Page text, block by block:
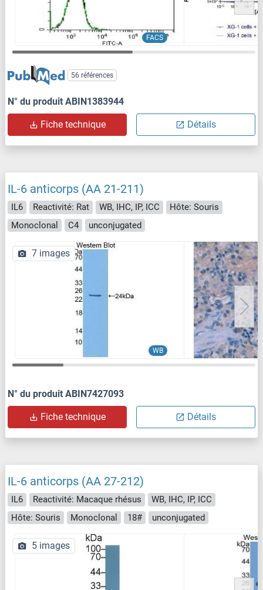
FACS
56 références
N° du produit ABIN1383944
Fiche technique Détails
IL-6 anticorps (AA 21-211)
IL6 Reactivité: Rat WB, IHC, IP, ICC
Hôte: Souris
Monoclonal
C4 unconjugated
WB
7 images
N° du produit ABIN7427093
Fiche technique Détails
IL-6 anticorps (AA 27-212)
IL6 Reactivité: Macaque rhésus
WB, IHC, IP, ICC
Hôte: Souris
Monoclonal 18# unconjugated
5 images